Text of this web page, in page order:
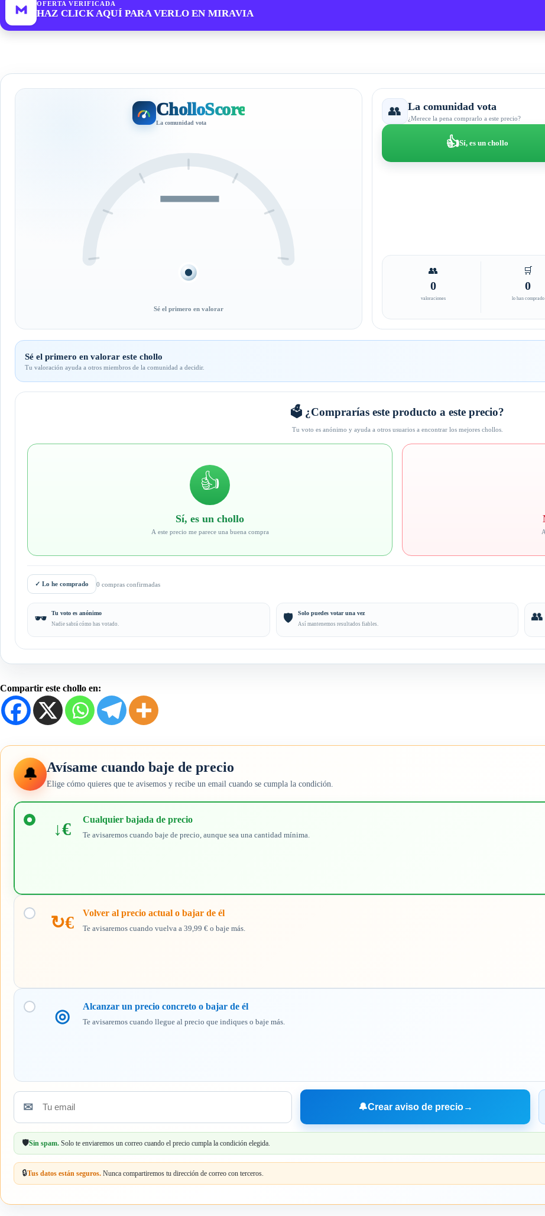
OFERTA VERIFICADA
HAZ CLICK AQUÍ PARA VERLO EN MIRAVIA
CholloScore
La comunidad vota
—
Sé el primero en valorar
👥 La comunidad vota
¿Merece la pena comprarlo a este precio?
👍Sí, es un chollo
👥
0
valoraciones
🛒
0
lo han comprado
Sé el primero en valorar este chollo
Tu valoración ayuda a otros miembros de la comunidad a decidir.
🗳️ ¿Comprarías este producto a este precio?
Tu voto es anónimo y ayuda a otros usuarios a encontrar los mejores chollos.
👍
Sí, es un chollo
A este precio me parece una buena compra
✓ Lo he comprado 0 compras confirmadas
🕶️ Tu voto es anónimo
Nadie sabrá cómo has votado. 🛡️ Solo puedes votar una vez
Así mantenemos resultados fiables.
👥
Compartir este chollo en:
🔔 Avísame cuando baje de precio
Elige cómo quieres que te avisemos y recibe un email cuando se cumpla la condición.
Elige
cuándo
quieres
↓€ Cualquier bajada de precio
Te avisaremos cuando baje de precio, aunque sea una cantidad mínima.
↻€ Volver al precio actual o bajar de él
Te avisaremos cuando vuelva a 39,99 € o baje más.
◎ Alcanzar un precio concreto o bajar de él
Te avisaremos cuando llegue al precio que indiques o baje más.
Tu
email
✉ 🔔Crear aviso de precio→
🛡️Sin spam. Solo te enviaremos un correo cuando el precio cumpla la condición elegida.
🔒Tus datos están seguros. Nunca compartiremos tu dirección de correo con terceros.